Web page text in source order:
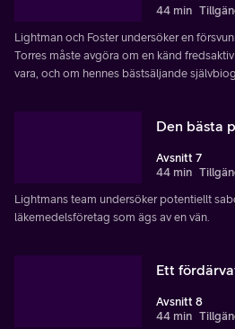
44 min
Lightman och Foster undersöker en
Torres måste avgöra om en känd
vara, och om hennes bästsäljande
Den bästa
Avsnitt 7
44 min
Lightmans team undersöker potentiellt
läkemedelsföretag som ägs av en vän.
Ett
Avsnitt 8
44 min